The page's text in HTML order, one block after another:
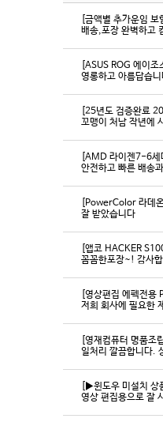
[금액별 추가운임
배송,포장 완벽하고
[ASUS ROG 에이
영롱하고 아름답습
[25년도 검증완료
꼬맹이 처남 작년에
[AMD 라이젠7-6
[PowerColor 라데
잘 받았습니다
[앱코 HACKER
꼼꼼한포장~! 감사
[영상편집 에펙전
[영재컴퓨터 명품
일처리 깔끔합니다.
[▶윈도우 미설치
영상 편집용으로 잘